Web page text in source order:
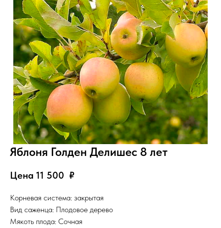
Яблоня Голден Делишес 8 лет
Цена 11 500 ₽
Корневая система: закрытая
Вид саженца: Плодовое дерево
Мякоть плода: Сочная